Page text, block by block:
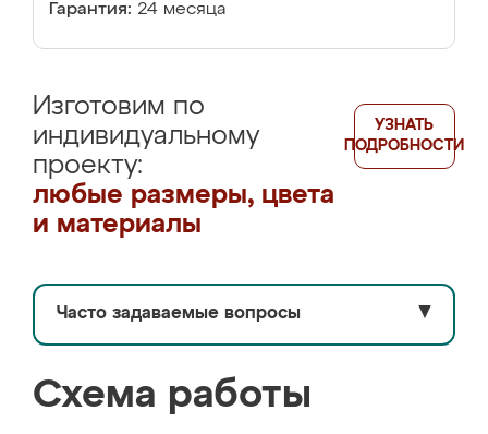
Гарантия: 24 месяца
Изготовим по
индивидуальному
проекту:
любые размеры, цвета
и материалы
УЗНАТЬ
ПОДРОБНОСТИ
Часто задаваемые вопросы ▼
Схема работы